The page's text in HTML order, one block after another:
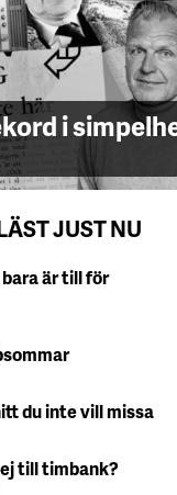
i
JUST NU
är till för
du inte vill missa
till timbank?